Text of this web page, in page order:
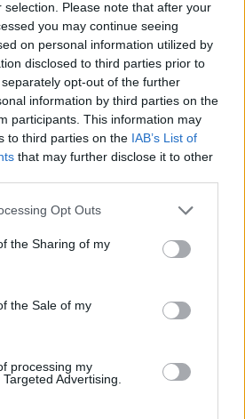
Please note that after your
you may continue seeing
on personal information utilized by
disclosed to third parties prior to
opt-out of the further
information by third parties on the
participants. This information may
to third parties on the IAB’s List of
that may further disclose it to other
Opt Outs
the Sharing of my
the Sale of my
processing my
Advertising.
Ma di certo non correremo rischi
stato emozionante. Era il
In panchina durante la partita, ho
E' normale. Ma non ho pianto, e
La chiave sarà partire bene e
torneo. Nessuna nazione domina
c'è? E' molto simile alla